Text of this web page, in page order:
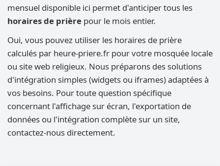
mensuel disponible ici permet d'anticiper tous les
horaires de prière pour le mois entier.
Oui, vous pouvez utiliser les horaires de prière
calculés par heure-priere.fr pour votre mosquée locale
ou site web religieux. Nous préparons des solutions
d'intégration simples (widgets ou iframes) adaptées à
vos besoins. Pour toute question spécifique
concernant l'affichage sur écran, l'exportation de
données ou l'intégration complète sur un site,
contactez-nous directement.